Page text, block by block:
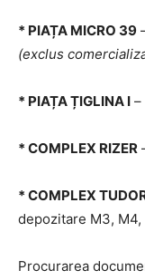
* PIAȚA MICRO 39
(exclus
* PIAȚA ȚIGLINA I –
* COMPLEX RIZER
* COMPLEX
depozitare M3, M4,
Procurarea